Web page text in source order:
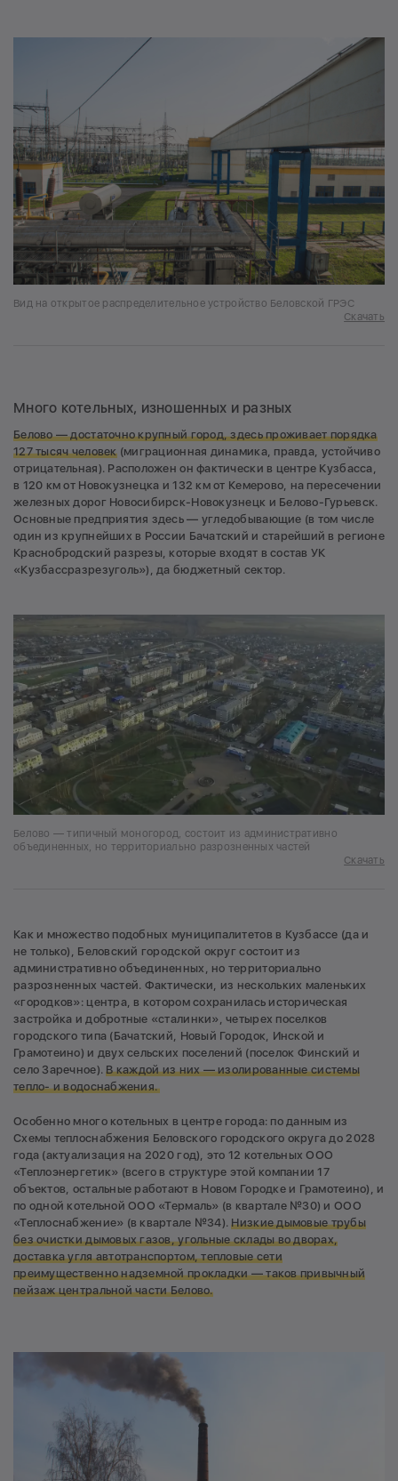
Вид на открытое распределительное устройство Беловской ГРЭС
Скачать
Много котельных, изношенных и разных
Белово — достаточно крупный город, здесь проживает порядка
127 тысяч человек(миграционная динамика, правда, устойчиво
отрицательная). Расположен он фактически в центре Кузбасса,
в 120 км от Новокузнецка и 132 км от Кемерово, на пересечении
железных дорог Новосибирск-Новокузнецк и Белово-Гурьевск.
Основные предприятия здесь — угледобывающие (в том числе
один из крупнейших в России Бачатский и старейший в регионе
Краснобродский разрезы, которые входят в состав УК
«Кузбассразрезуголь»), да бюджетный сектор.
Белово — типичный моногород, состоит из административно
объединенных, но территориально разрозненных частей
Скачать
Как и множество подобных муниципалитетов в Кузбассе (да и
не только), Беловский городской округ состоит из
административно объединенных, но территориально
разрозненных частей. Фактически, из нескольких маленьких
«городков»: центра, в котором сохранилась историческая
застройка и добротные «сталинки», четырех поселков
городского типа (Бачатский, Новый Городок, Инской и
Грамотеино) и двух сельских поселений (поселок Финский и
село Заречное).В каждой из них — изолированные системы
тепло- и водоснабжения.
Особенно много котельных в центре города: по данным из
Схемы теплоснабжения Беловского городского округа до 2028
года (актуализация на 2020 год), это 12 котельных ООО
«Теплоэнергетик» (всего в структуре этой компании 17
объектов, остальные работают в Новом Городке и Грамотеино), и
по одной котельной ООО «Термаль» (в квартале №30) и ООО
«Теплоснабжение» (в квартале №34).Низкие дымовые трубы
без очистки дымовых газов, угольные склады во дворах,
доставка угля автотранспортом, тепловые сети
преимущественно надземной прокладки — таков привычный
пейзаж центральной части Белово.